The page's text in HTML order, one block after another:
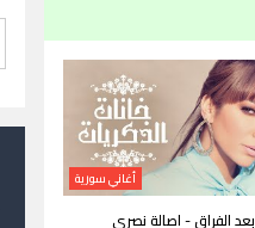
أغاني سورية
بعد الفراق - اصالة نصري